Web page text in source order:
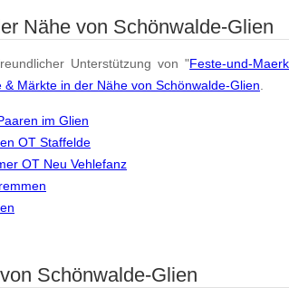
Nähe von Schönwalde-Glien
Unterstützung von "Feste-und-
& Märkte in der Nähe von Schönwalde-Glien.
im Glien
OT Staffelde
OT Neu Vehlefanz
Schönwalde-Glien